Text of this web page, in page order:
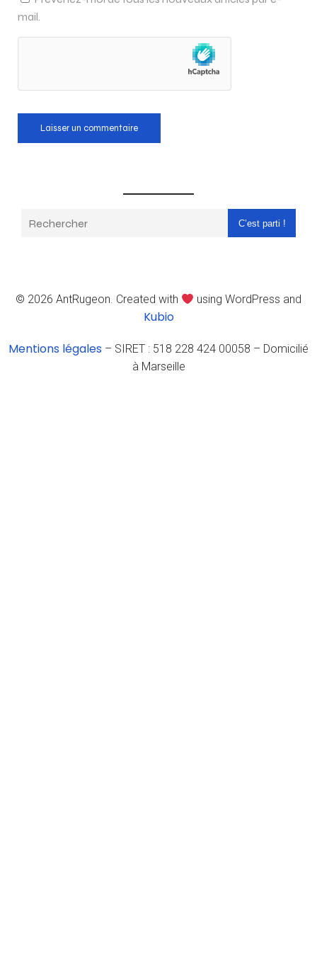
mail.
C’est parti !
© 2026 AntRugeon. Created with using WordPress and
Kubio
Mentions légales – SIRET : 518 228 424 00058 – Domicilié
à Marseille